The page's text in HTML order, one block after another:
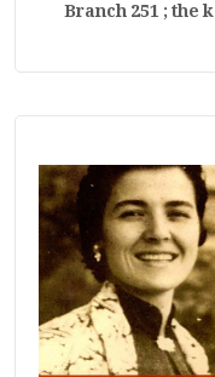
Branch 251 ; the k